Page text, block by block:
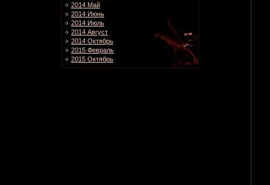
2014 Май
2014 Июнь
2014 Июль
2014 Август
2014 Октябрь
2015 Февраль
2015 Октябрь